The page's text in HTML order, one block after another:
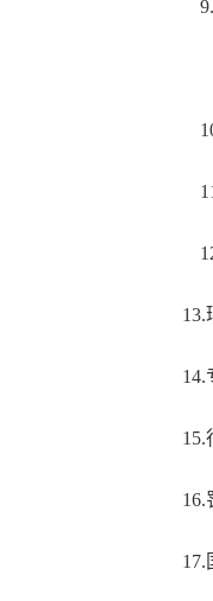
13.
14.
15.
16.
17.